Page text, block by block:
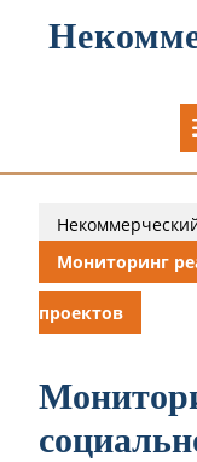
Мониторинг
проектов